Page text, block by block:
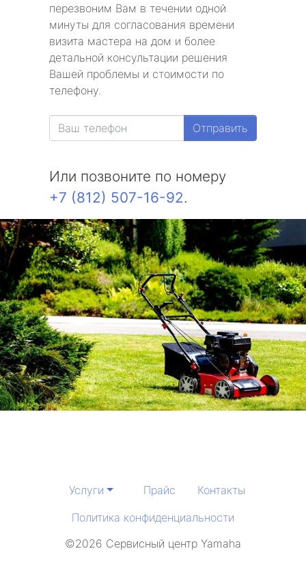
перезвоним Вам в течении одной
минуты для согласования времени
визита мастера на дом и более
детальной консультации решения
Вашей проблемы и стоимости по
телефону.
Отправить
Или позвоните по номеру
+7 (812) 507-16-92.
Услуги Прайс
Контакты
Политика конфиденциальности
©2026 Сервисный центр Yamaha